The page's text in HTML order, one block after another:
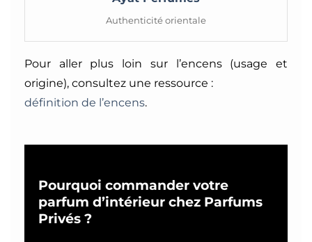
Authenticité orientale
Pour aller plus loin sur l’encens (usage et
origine), consultez une ressource :
définition de l’encens.
Pourquoi commander votre
parfum d’intérieur chez Parfums
Privés ?